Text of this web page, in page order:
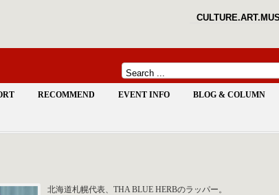
RECOMMEND EVENT INFO BLOG & COLUMN
北海道札幌代表、THA BLUE HERBのラッパー。